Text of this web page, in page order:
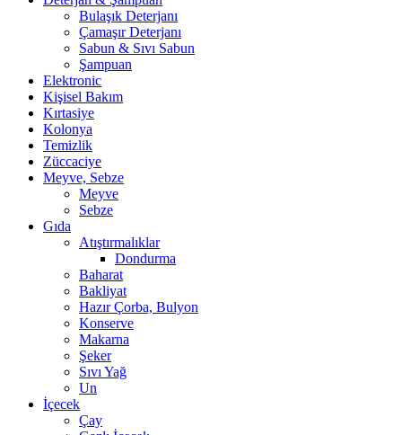
Bulaşık Deterjanı
Çamaşır Deterjanı
Sabun & Sıvı Sabun
Şampuan
Elektronic
Kişisel Bakım
Kırtasiye
Kolonya
Temizlik
Züccaciye
Meyve, Sebze
Meyve
Sebze
Gıda
Atıştırmalıklar
Dondurma
Baharat
Bakliyat
Hazır Çorba, Bulyon
Konserve
Makarna
Şeker
Sıvı Yağ
Un
İçecek
Çay